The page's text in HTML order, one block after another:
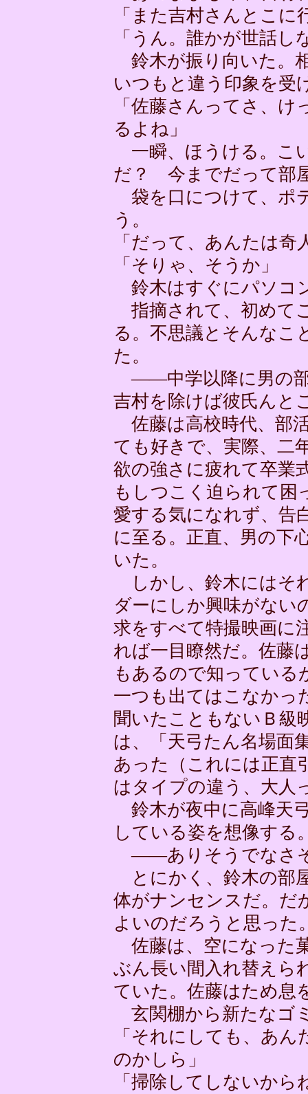
「また吉村さんとこに
「うん。誰かが世話
鈴木が振り向いた。
いつもと違う印象を受
「佐藤さんってさ、
るよね」
一瞬、ほうける。こ
だ？ 今までだって部
袋を口につけて、ポ
う。
「だって、あんたは
「そりゃ、そうか」
鈴木はすぐにパソコ
指摘されて、初めて
る。不思議とそんなこ
た。
――中学以降に男の部
吉村を除けば彼氏んと
佐藤は高校時代、部
ても好きで、実際、二
欲の強さに疲れて卒業
もしつこく迫られて困
愛する気になれず、告
に至る。正直、男の下
いた。
しかし、鈴木にはそ
ダーにしか興味がない
求をすべて特撮映画に
れば一目瞭然だ。佐藤
もあるので知っている
一つも出てはこなかっ
聞いたこともないＢ級
は、「天弓たん名場面
あった（これには正
はタイプの違う、大人
鈴木が夜中に高峰天
している姿を想像する
――ありそうでなさ
とにかく、鈴木の部
体がナンセンスだ。だ
よいのだろうと思った
佐藤は、空になった
ぶん長い間入れ替えら
ていた。佐藤はため息
玄関棚から新たなゴ
「それにしても、あ
のかしら」
「掃除してしないから